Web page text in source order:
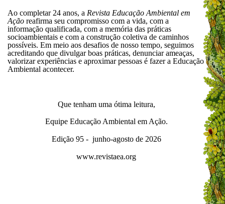
Ao completar 24 anos, a Revista Educação Ambiental em
Ação reafirma seu compromisso com a vida, com a
informação qualificada, com a memória das práticas
socioambientais e com a construção coletiva de caminhos
possíveis. Em meio aos desafios de nosso tempo, seguimos
acreditando que divulgar boas práticas, denunciar ameaças,
valorizar experiências e aproximar pessoas é fazer a Educação
Ambiental acontecer.
Que tenham uma ótima leitura,
Equipe Educação Ambiental em Ação.
Edição 95 - junho-agosto de 2026
www.revistaea.org